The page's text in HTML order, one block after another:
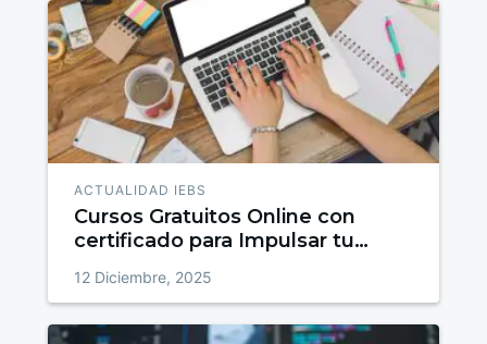
ACTUALIDAD IEBS
Cursos Gratuitos Online con
certificado para Impulsar tu
12 Diciembre, 2025